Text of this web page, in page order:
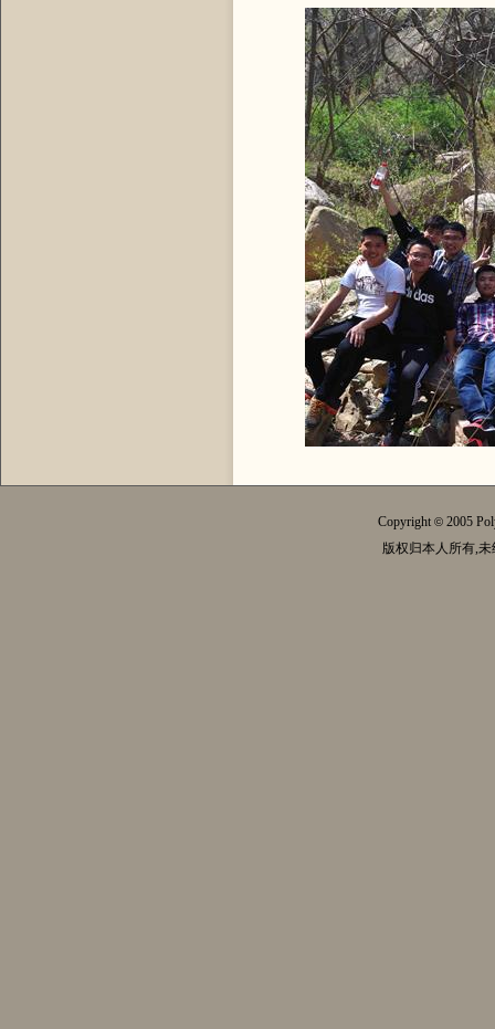
Copyright© 2005
版权归本人所有,